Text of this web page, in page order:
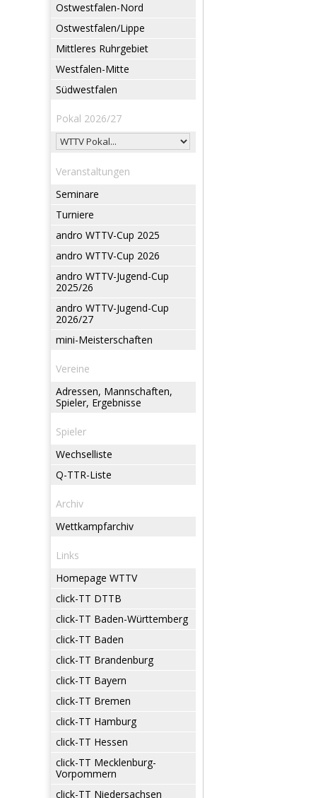
Ostwestfalen-Nord
Ostwestfalen/Lippe
Mittleres Ruhrgebiet
Westfalen-Mitte
Südwestfalen
Pokal 2026/27
Veranstaltungen
Seminare
Turniere
andro WTTV-Cup 2025
andro WTTV-Cup 2026
andro WTTV-Jugend-Cup
2025/26
andro WTTV-Jugend-Cup
2026/27
mini-Meisterschaften
Vereine
Adressen, Mannschaften,
Spieler, Ergebnisse
Spieler
Wechselliste
Q-TTR-Liste
Archiv
Wettkampfarchiv
Links
Homepage WTTV
click-TT DTTB
click-TT Baden-Württemberg
click-TT Baden
click-TT Brandenburg
click-TT Bayern
click-TT Bremen
click-TT Hamburg
click-TT Hessen
click-TT Mecklenburg-
Vorpommern
click-TT Niedersachsen